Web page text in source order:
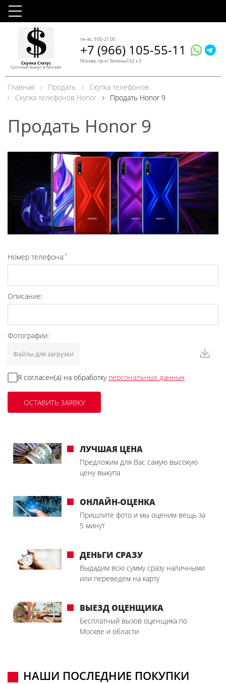
Скупка Статус
Срочный выкуп в Москве
пн-вс, 9:00-21:00
+7 (966) 105-55-11
Москва, пр-кт Зеленый 62 к.3
Главная Продать
Скупка телефонов
Скупка телефонов Honor
Продать Honor 9
Продать Honor 9
Номер телефона:*
Описание:
Фотографии:
Файлы для загрузки
Я согласен(а) на обработку персональных данных
ЛУЧШАЯ ЦЕНА
Предложим для Вас самую высокую
цену выкупа
ОНЛАЙН-ОЦЕНКА
Пришлите фото и мы оценим вещь за
5 минут
ДЕНЬГИ СРАЗУ
Выдадим всю сумму сразу наличными
или переведем на карту
ВЫЕЗД ОЦЕНЩИКА
Бесплатный вызов оценщика по
Москве и области
НАШИ ПОСЛЕДНИЕ ПОКУПКИ